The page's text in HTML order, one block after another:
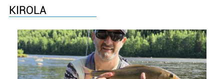
KIROLA